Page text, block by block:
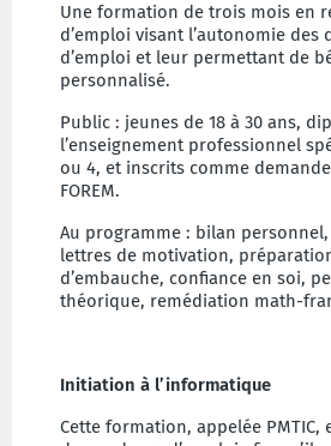
Une formation de trois mois en
d’emploi visant l’autonomie des
d’emploi et leur permettant de
personnalisé.
Public : jeunes de 18 à 30 ans,
l’enseignement professionnel
ou 4, et inscrits comme
FOREM.
Au programme : bilan
lettres de motivation,
d’embauche, confiance en soi,
théorique, remédiation math-
Initiation à l’informatique
Cette formation, appelée PMTIC,